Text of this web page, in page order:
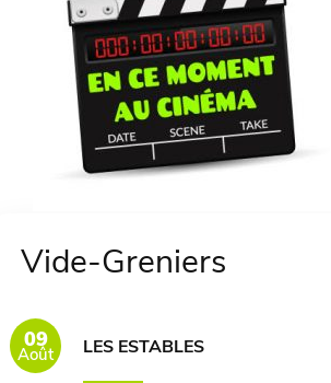
Vide-Greniers
09
Août LES ESTABLES